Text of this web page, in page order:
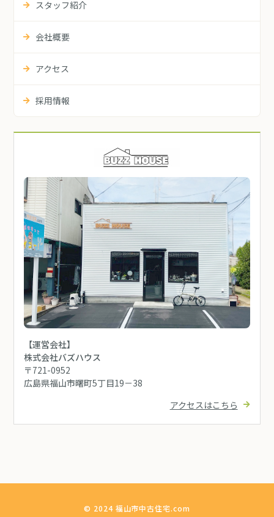
スタッフ紹介
会社概要
アクセス
採用情報
【運営会社】
株式会社バズハウス
〒721-0952
広島県福山市曙町5丁目19－38
アクセスはこちら
© 2024 福山市中古住宅.com